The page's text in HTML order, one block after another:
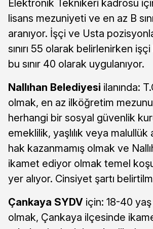
Elektronik Teknikeri kadrosu
lisans mezuniyeti ve en az B
aranıyor. İşçi ve Usta
sınırı 55 olarak belirlenirken
bu sınır 40 olarak uygulanıyor.
Nallıhan Belediyesi ilanında:
olmak, en az ilköğretim
herhangi bir sosyal güvenlik
emeklilik, yaşlılık veya malullük
hak kazanmamış olmak ve
ikamet ediyor olmak temel
yer alıyor. Cinsiyet şartı
Çankaya SYDV için: 18-40 yaş
olmak, Çankaya ilçesinde